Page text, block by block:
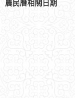
農民曆相關日期